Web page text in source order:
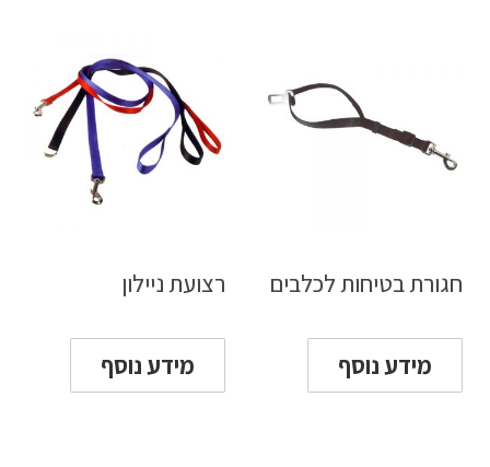
חגורת בטיחות לכלבים
מידע נוסף
רצועת ניילון
מידע נוסף